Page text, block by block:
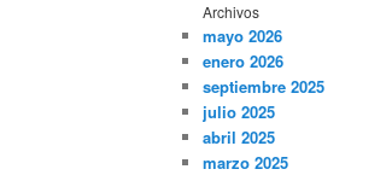
Archivos
mayo 2026
enero 2026
septiembre 2025
julio 2025
abril 2025
marzo 2025